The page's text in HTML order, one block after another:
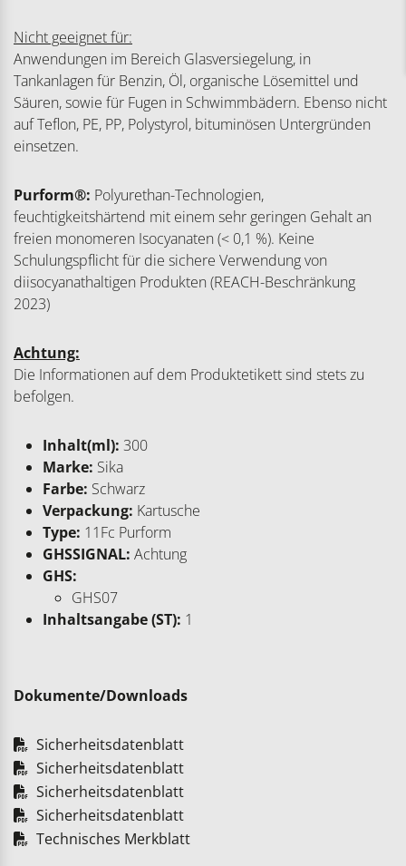
Nicht geeignet für:
Anwendungen im Bereich Glasversiegelung, in
Tankanlagen für Benzin, Öl, organische Lösemittel und
Säuren, sowie für Fugen in Schwimmbädern. Ebenso nicht
auf Teflon, PE, PP, Polystyrol, bituminösen Untergründen
einsetzen.
Purform®: Polyurethan-Technologien,
feuchtigkeitshärtend mit einem sehr geringen Gehalt an
freien monomeren Isocyanaten (< 0,1 %). Keine
Schulungspflicht für die sichere Verwendung von
diisocyanathaltigen Produkten (REACH-Beschränkung
2023)
Achtung:
Die Informationen auf dem Produktetikett sind stets zu
befolgen.
Inhalt(ml): 300
Marke: Sika
Farbe: Schwarz
Verpackung: Kartusche
Type: 11Fc Purform
GHSSIGNAL: Achtung
GHS:
GHS07
Inhaltsangabe (ST): 1
Dokumente/Downloads
Sicherheitsdatenblatt
Sicherheitsdatenblatt
Sicherheitsdatenblatt
Sicherheitsdatenblatt
Technisches Merkblatt